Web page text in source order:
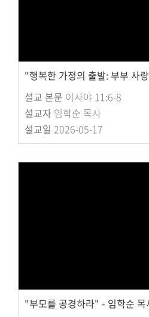
"행복한 가정의 출발: 부부 사
설교 본문 이사야 11:6-8
설교자 임학순 목사
설교일 2026-05-17
"부모를 공경하라" - 임학순 목